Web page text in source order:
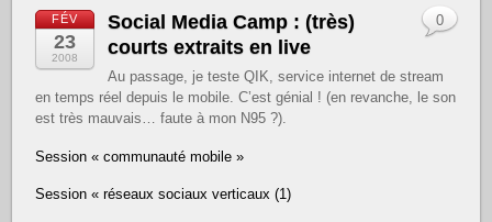
FÉV
23
2008
Social Media Camp : (très)
courts extraits en live
Au passage, je teste QIK, service internet de stream
en temps réel depuis le mobile. C’est génial ! (en revanche, le son
est très mauvais… faute à mon N95 ?).
Session « communauté mobile »
Session « réseaux sociaux verticaux (1)
0